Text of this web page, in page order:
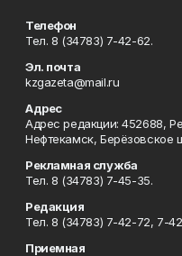
Телефон
Тел. 8 (34783) 7-42-62.
Эл. почта
kzgazeta@mail.ru
Адрес
Адрес редакции: 452688,
Нефтекамск, Берёзовское
Рекламная служба
Тел. 8 (34783) 7-45-35.
Редакция
Тел. 8 (34783) 7-42-72, 7-
Приемная